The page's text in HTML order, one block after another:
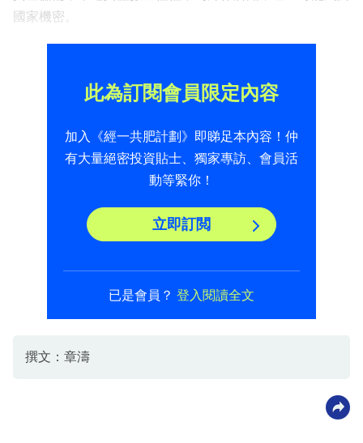
國家機密。
此為訂閱會員限定內容
加入《經一共肥計劃》即睇足本內容！仲
有大量絕密投資貼士、獨家專訪、會員活
動等緊你！
立即訂閲
已是會員？ 登入閱讀全文
撰文：章濤